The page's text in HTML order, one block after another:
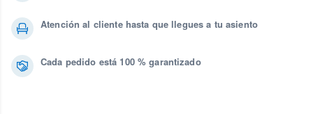
Atención al cliente hasta que llegues a tu asiento
Cada pedido está 100 % garantizado